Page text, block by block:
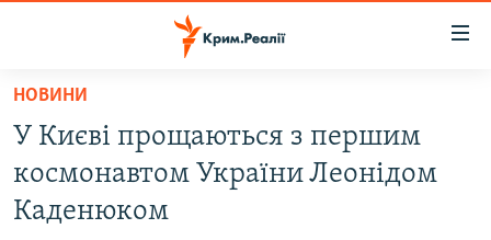
Перейти
основного
матеріалу
Перейти
до
ВІДЕО ТА ФОТО
НОВИНИ
У Києві прощаються з першим
космонавтом України Леонідом
Каденюком